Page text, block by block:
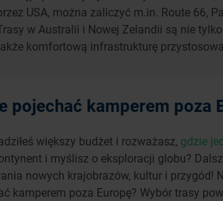
USA, można zaliczyć m.in. Route 66,
w Australii i Nowej Zelandii są nie
komfortową infrastrukturę
pojechać kamperem poza
większy budżet i rozważasz, gdzie
i myślisz o eksploracji globu?
nowych krajobrazów, kultur i przygód!
kamperem poza Europę? Wybór trasy